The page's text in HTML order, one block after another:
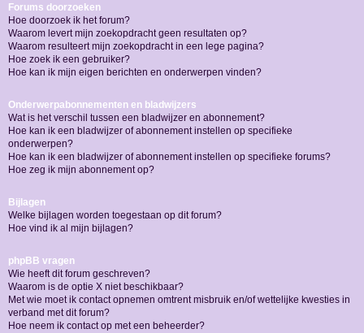
Forums doorzoeken
Hoe doorzoek ik het forum?
Waarom levert mijn zoekopdracht geen resultaten op?
Waarom resulteert mijn zoekopdracht in een lege pagina?
Hoe zoek ik een gebruiker?
Hoe kan ik mijn eigen berichten en onderwerpen vinden?
Onderwerpabonnementen en bladwijzers
Wat is het verschil tussen een bladwijzer en abonnement?
Hoe kan ik een bladwijzer of abonnement instellen op specifieke
onderwerpen?
Hoe kan ik een bladwijzer of abonnement instellen op specifieke forums?
Hoe zeg ik mijn abonnement op?
Bijlagen
Welke bijlagen worden toegestaan op dit forum?
Hoe vind ik al mijn bijlagen?
phpBB vragen
Wie heeft dit forum geschreven?
Waarom is de optie X niet beschikbaar?
Met wie moet ik contact opnemen omtrent misbruik en/of wettelijke kwesties in
verband met dit forum?
Hoe neem ik contact op met een beheerder?